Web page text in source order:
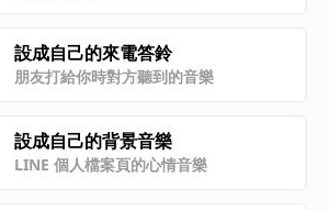
設成自己的來電答鈴
朋友打給你時對方聽到的音樂
設成自己的背景音樂
LINE 個人檔案頁的心情音樂